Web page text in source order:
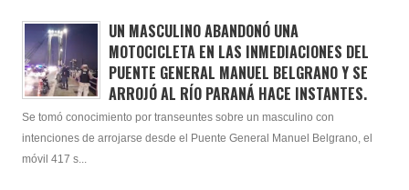
UN MASCULINO ABANDONÓ UNA
MOTOCICLETA EN LAS INMEDIACIONES DEL
PUENTE GENERAL MANUEL BELGRANO Y SE
ARROJÓ AL RÍO PARANÁ HACE INSTANTES.
Se tomó conocimiento por transeuntes sobre un masculino con
intenciones de arrojarse desde el Puente General Manuel Belgrano, el
móvil 417 s...